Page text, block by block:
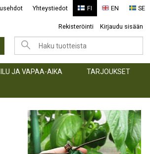
FI EN SE
Yhteystiedot
Rekisteröinti Kirjaudu sisään
JA VAPAA-AIKA TARJOUKSET